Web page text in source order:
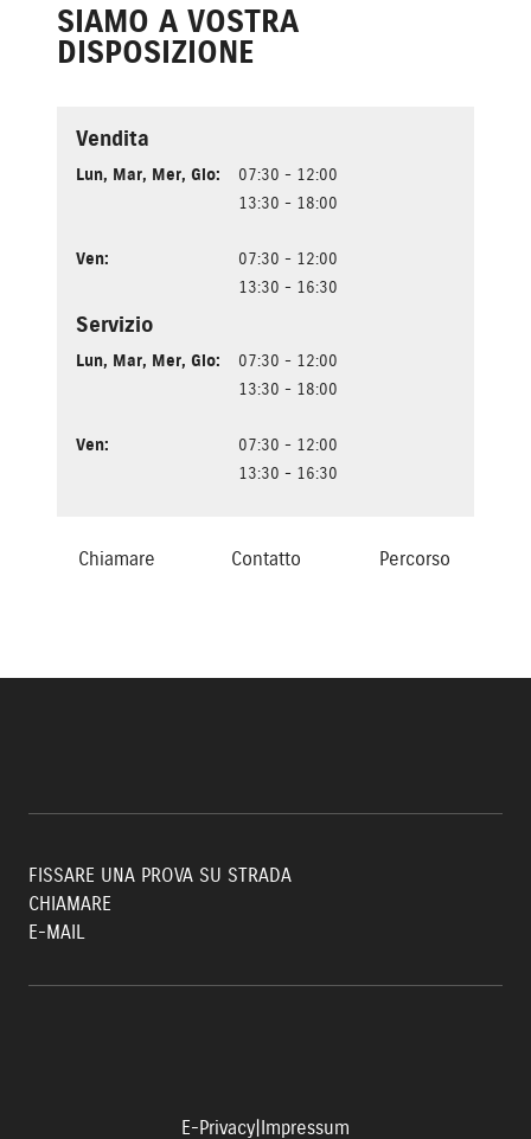
SIAMO A VOSTRA
DISPOSIZIONE
Vendita
Lun, Mar, Mer, Gio:
07:30 - 12:00
13:30 - 18:00
Ven:
07:30 - 12:00
13:30 - 16:30
Servizio
Lun, Mar, Mer, Gio:
07:30 - 12:00
13:30 - 18:00
Ven:
07:30 - 12:00
13:30 - 16:30
Chiamare Contatto Percorso
FISSARE UNA PROVA SU STRADA
CHIAMARE
E-MAIL
E-Privacy|Impressum